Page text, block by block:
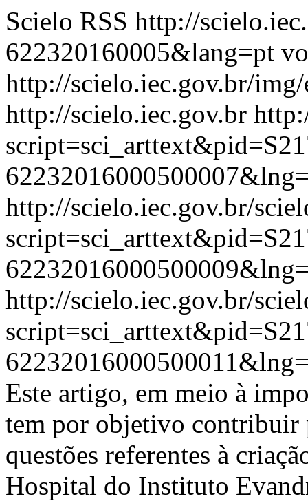
Scielo RSS http://
622320160005&lang=pt
http://scielo.iec.gov.br/
http://scielo.iec.gov.br
http://scielo.iec.gov.br/
http://scielo.iec.gov.br/
Este artigo, em meio à
tem por objetivo contribuir
questões referentes à
Hospital do Instituto